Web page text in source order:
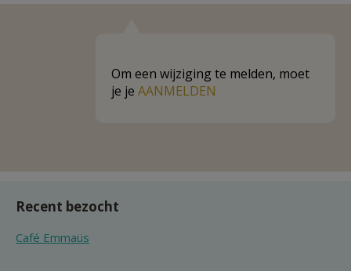
Om een wijziging te melden, moet
je je AANMELDEN
Recent bezocht
Café Emmaüs